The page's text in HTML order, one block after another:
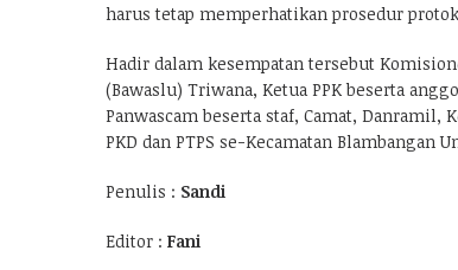
harus tetap memperhatikan prosedur
Hadir dalam kesempatan tersebut
(Bawaslu) Triwana, Ketua PPK beserta
Panwascam beserta staf, Camat, Danramil,
PKD dan PTPS se-Kecamatan Blambangan
Penulis : Sandi
Editor : Fani